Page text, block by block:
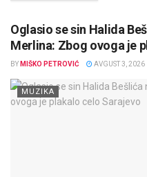
Oglasio se sin Halida
Merlina: Zbog ovoga je
BY MIŠKO PETROVIĆ AVGUST 3, 2026
MUZIKA